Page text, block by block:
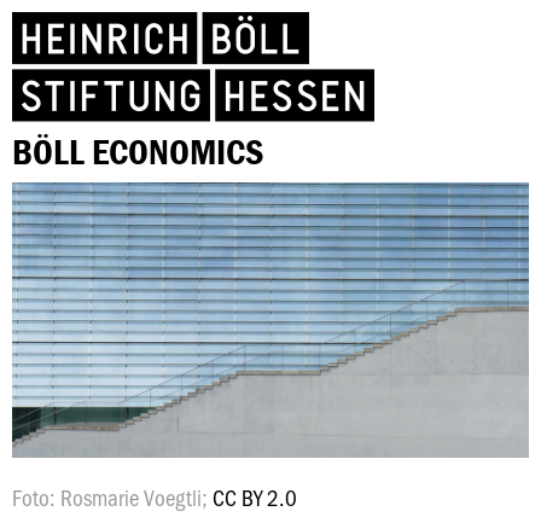
BÖLL ECONOMICS
Foto: Rosmarie Voegtli; CC BY 2.0